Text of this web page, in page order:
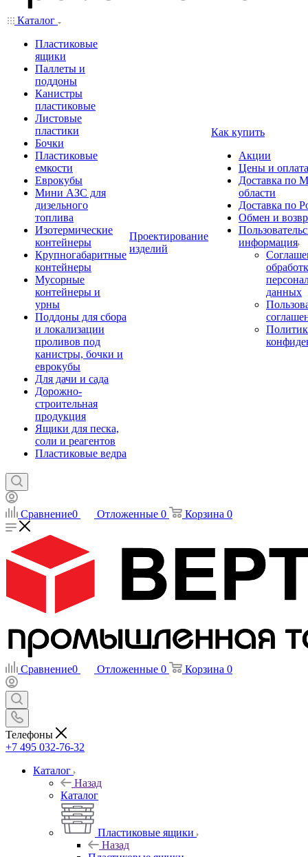
Каталог
Пластиковые
ящики
Паллеты и
поддоны
Канистры
пластиковые
Листовые
пластики
Бочки
Пластиковые
емкости
Еврокубы
Мини АЗС для
дизельного
топлива
Изотермические
контейнеры
Крупногабаритные
контейнеры
Мусорные
контейнеры и
урны
Поддоны для сбора
и локализации
проливов под
канистры, бочки и
еврокубы
Для дачи и сада
Дорожно-
строительная
продукция
Ящики для песка,
соли и реагентов
Пластиковые ведра
Проектирование
изделий
Как купить
Акции
Цены и оплата
Доставка по
области
Доставка по
Обмен и
информация
данных
Сравнение0 Отложенные 0 Корзина 0
Сравнение0 Отложенные 0 Корзина 0
Телефоны
+7 495 032-76-32
Каталог
Назад
Каталог
Пластиковые ящики
Назад